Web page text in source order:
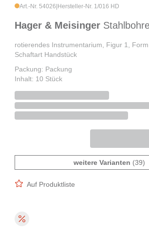
Art.-Nr. 54026 Hersteller-Nr. 1/016 HD
Hager & Meisinger
rotierendes Instrumentarium, Figur 1,
Schaftart Handstück
Packung: Packung
Inhalt: 10 Stück
weitere Varianten (39)
Auf Produktliste